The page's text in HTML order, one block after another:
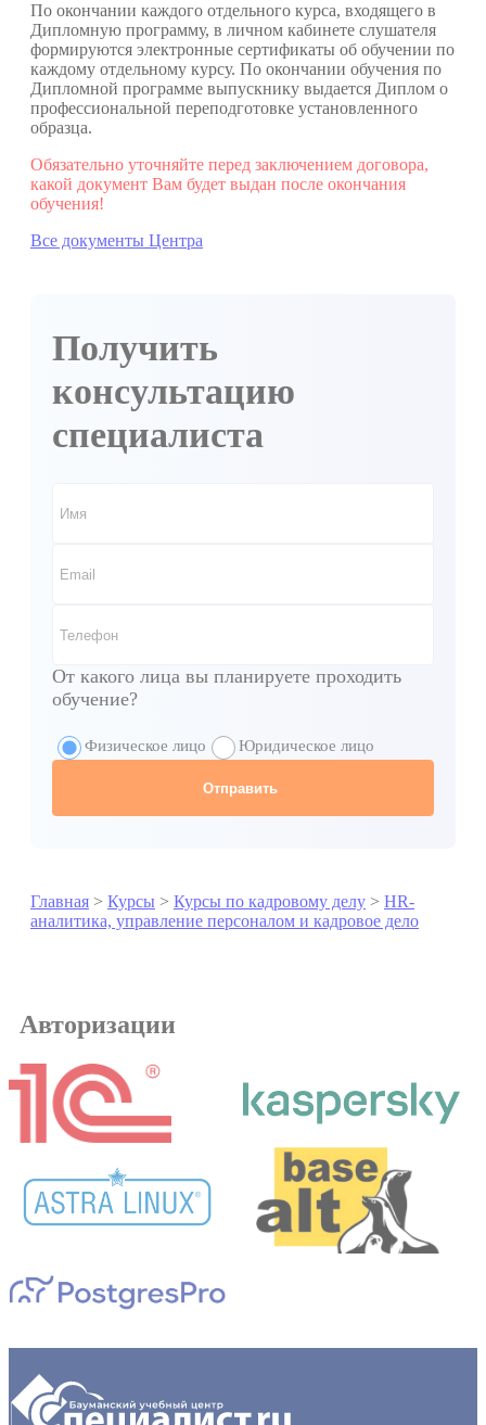
По окончании каждого отдельного курса, входящего в
Дипломную программу, в личном кабинете слушателя
формируются электронные сертификаты об обучении по
каждому отдельному курсу. По окончании обучения по
Дипломной программе выпускнику выдается Диплом о
профессиональной переподготовке установленного
образца.
Обязательно уточняйте перед заключением договора,
какой документ Вам будет выдан после окончания
обучения!
Все документы Центра
Получить
консультацию
специалиста
От какого лица вы планируете проходить
обучение?
Физическое лицо Юридическое лицо
Главная > Курсы > Курсы по кадровому делу > HR-
аналитика, управление персоналом и кадровое дело
Авторизации